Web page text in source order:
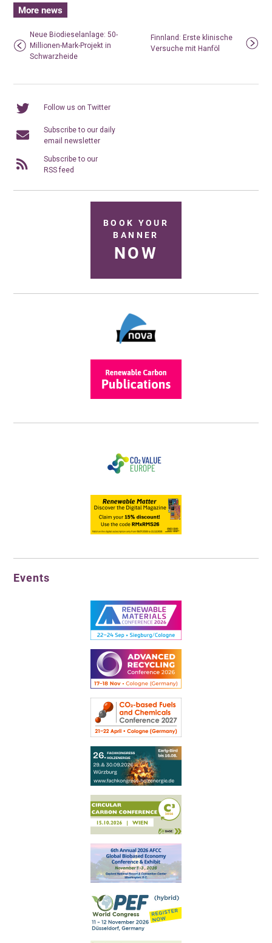
More news
Neue Biodieselanlage: 50-
Millionen-Mark-Projekt in
Schwarzheide
Finnland: Erste klinische
Versuche mit Hanföl
Follow us on Twitter
Subscribe to our daily
email newsletter
Subscribe to our
RSS feed
BOOK YOUR
BANNER
NOW
Events